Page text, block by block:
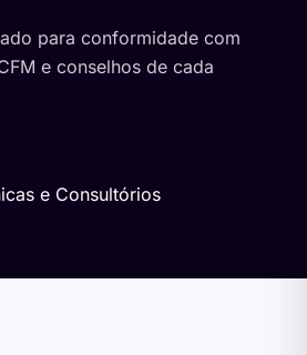
para conformidade com
e conselhos de cada